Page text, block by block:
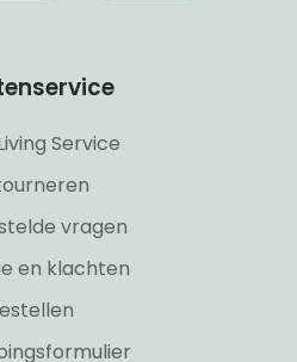
Service
vragen
en klachten